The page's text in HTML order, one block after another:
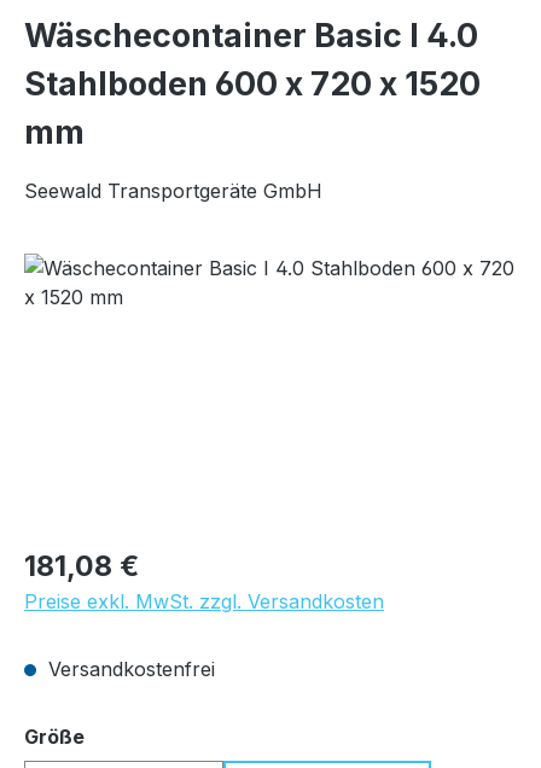
Wäschecontainer Basic I 4.0
Stahlboden 600 x 720 x 1520
mm
Seewald Transportgeräte GmbH
Bildergalerie überspringen
Regulärer Preis:
181,08 €
Preise exkl. MwSt. zzgl. Versandkosten
Versandkostenfrei
Größeauswählen